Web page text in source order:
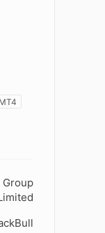
Group